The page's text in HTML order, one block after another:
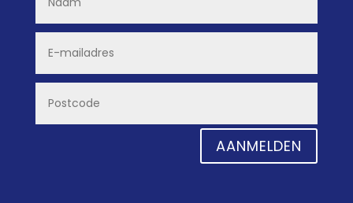
AANMELDEN